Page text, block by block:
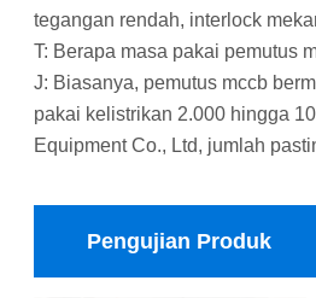
tegangan rendah, interlock
T: Berapa masa pakai pemutus
J: Biasanya, pemutus mccb
pakai kelistrikan 2.000 hingga
Equipment Co., Ltd, jumlah
Pengujian Produk